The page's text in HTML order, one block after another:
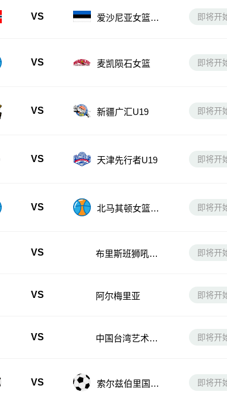
VS
爱沙尼亚女篮U1
即将开
VS 麦凯陨石女篮 即将开
VS 新疆广汇U19 即将开
VS 天津先行者U19 即将开
VS
北马其顿女篮U1
即将开
VS
布里斯班狮吼青
即将开